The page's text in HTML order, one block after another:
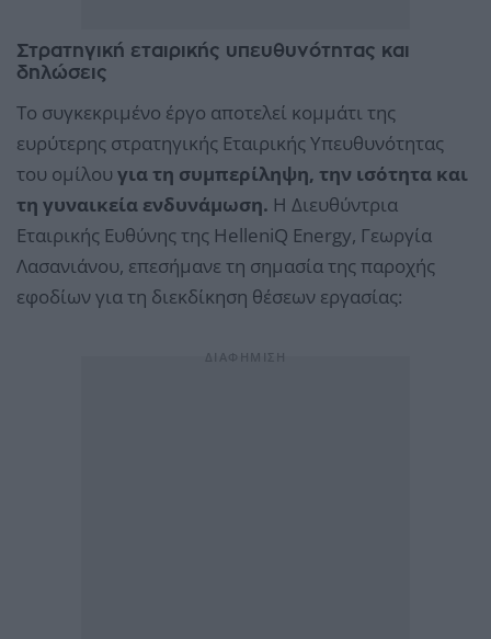
Στρατηγική εταιρικής υπευθυνότητας και
δηλώσεις
Το συγκεκριμένο έργο αποτελεί κομμάτι της
ευρύτερης στρατηγικής Εταιρικής Υπευθυνότητας
του ομίλου για τη συμπερίληψη, την ισότητα και
τη γυναικεία ενδυνάμωση. Η Διευθύντρια
Εταιρικής Ευθύνης της HelleniQ Energy, Γεωργία
Λασανιάνου, επεσήμανε τη σημασία της παροχής
εφοδίων για τη διεκδίκηση θέσεων εργασίας: